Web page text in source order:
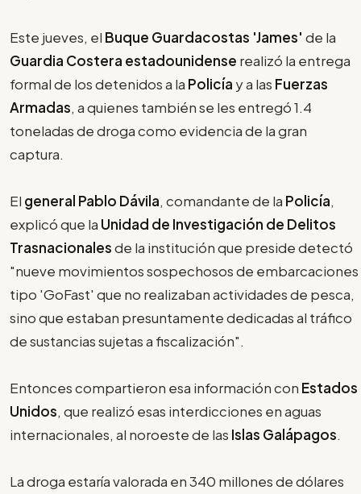
Este jueves, el Buque Guardacostas 'James' de la
Guardia Costera estadounidense realizó la entrega
formal de los detenidos a la Policía y a las Fuerzas
Armadas, a quienes también se les entregó 1.4
toneladas de droga como evidencia de la gran
captura.
El general Pablo Dávila, comandante de la Policía,
explicó que la Unidad de Investigación de Delitos
Trasnacionalesde la institución que preside detectó
"nueve movimientos sospechosos de embarcaciones
tipo 'GoFast' que no realizaban actividades de pesca,
sino que estaban presuntamente dedicadas al tráfico
de sustancias sujetas a fiscalización".
Entonces compartieron esa información con Estados
Unidos, que realizó esas interdicciones en aguas
internacionales, al noroeste de las Islas Galápagos.
La droga estaría valorada en 340 millones de dólares